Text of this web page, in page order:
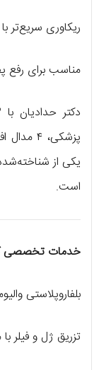
ریکاوری سریع‌تر
مناسب برای رفع
پزشکی،
یکی از
است.
خدمات تخصصی
بلفاروپلاستی
تزریق ژل و